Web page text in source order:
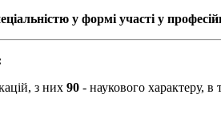
у формі участі у
з них 90 - наукового характеру, в